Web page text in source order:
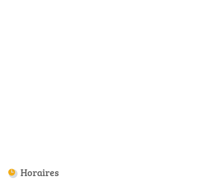
Horaires